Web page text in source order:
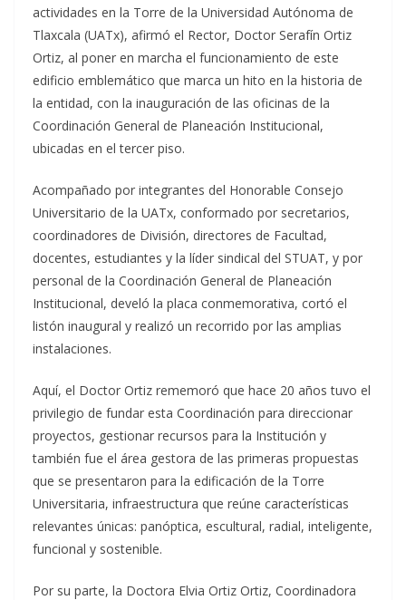
actividades en la Torre de la Universidad Autónoma de
Tlaxcala (UATx), afirmó el Rector, Doctor Serafín Ortiz
Ortiz, al poner en marcha el funcionamiento de este
edificio emblemático que marca un hito en la historia de
la entidad, con la inauguración de las oficinas de la
Coordinación General de Planeación Institucional,
ubicadas en el tercer piso.
Acompañado por integrantes del Honorable Consejo
Universitario de la UATx, conformado por secretarios,
coordinadores de División, directores de Facultad,
docentes, estudiantes y la líder sindical del STUAT, y por
personal de la Coordinación General de Planeación
Institucional, develó la placa conmemorativa, cortó el
listón inaugural y realizó un recorrido por las amplias
instalaciones.
Aquí, el Doctor Ortiz rememoró que hace 20 años tuvo el
privilegio de fundar esta Coordinación para direccionar
proyectos, gestionar recursos para la Institución y
también fue el área gestora de las primeras propuestas
que se presentaron para la edificación de la Torre
Universitaria, infraestructura que reúne características
relevantes únicas: panóptica, escultural, radial, inteligente,
funcional y sostenible.
Por su parte, la Doctora Elvia Ortiz Ortiz, Coordinadora